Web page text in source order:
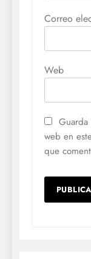
Correo
Web
web en
que